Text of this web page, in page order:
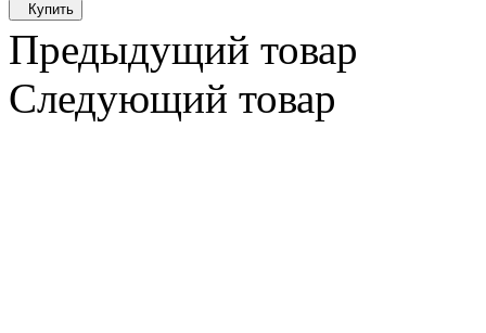
Купить
Предыдущий товар
Следующий товар